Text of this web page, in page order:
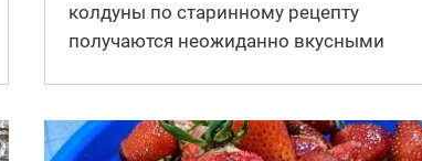
колдуны по старинному рецепту
получаются неожиданно вкусными